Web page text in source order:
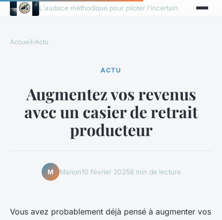
L'audace méthodique pour piloter l'incertain
Accueil›Actu
ACTU
Augmentez vos revenus
avec un casier de retrait
producteur
M Manon10 février 20258 min de lecture
Vous avez probablement déjà pensé à augmenter vos